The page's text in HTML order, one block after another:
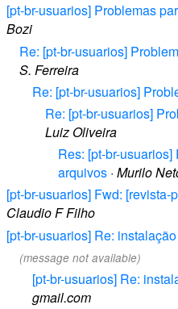
[pt-br-usuarios] Problemas
Bozi
Re: [pt-br-usuarios]
S. Ferreira
Re: [pt-br-usuarios]
Re: [pt-br-usuarios]
Luiz Oliveira
Res: [pt-br-
arquivos · Murilo
[pt-br-usuarios] Fwd:
Claudio F Filho
[pt-br-usuarios] Re:
(message not available)
[pt-br-usuarios] Re:
gmail.com